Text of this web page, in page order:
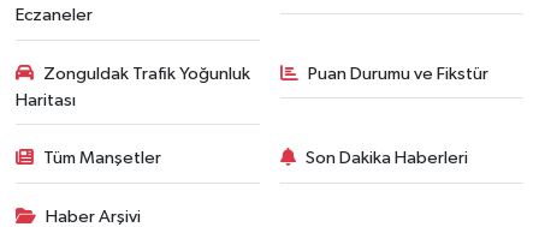
Eczaneler
Zonguldak Trafik Yoğunluk
Haritası
Puan Durumu ve Fikstür
Tüm Manşetler Son Dakika Haberleri
Haber Arşivi